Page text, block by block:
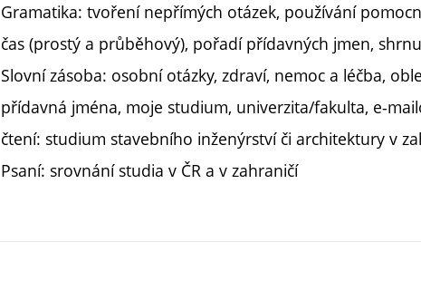
Gramatika: tvoření nepřímých otázek, používání
čas (prostý a průběhový), pořadí přídavných jmen,
Slovní zásoba: osobní otázky, zdraví, nemoc a léčba,
přídavná jména, moje studium, univerzita/fakulta, e-
čtení: studium stavebního inženýrství či architektury v
Psaní: srovnání studia v ČR a v zahraničí